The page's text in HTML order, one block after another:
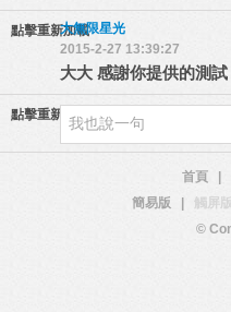
點擊重新加載大無限星光
2015-2-27 13:39:27
大大 感謝你提供的測
點擊重新加載
首頁
簡易版
觸屏版
©